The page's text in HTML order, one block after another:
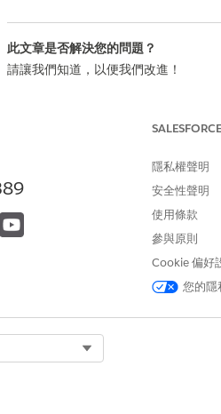
此文章是否解決您的問題？
請讓我們知道，以便我們改進！
SALESFORCE
隱私權聲明
安全性聲明
使用條款
參與原則
Cookie 偏好
您的隱